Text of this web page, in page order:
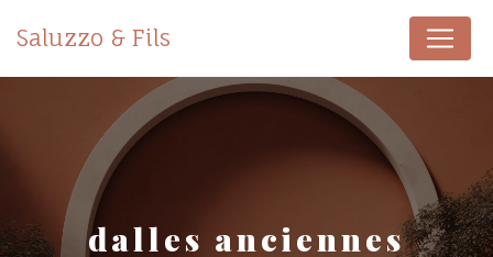
Saluzzo & Fils
dalles anciennes